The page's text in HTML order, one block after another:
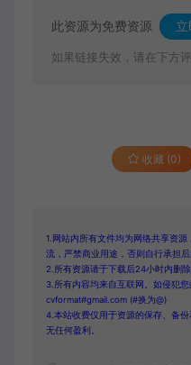
此资源为免费资源
如果链接失效，请在下方
收藏 (0)
1.网站内所有文件均为网络共享资
流，严禁商业用途，否则自行承担后
2.所有资源请于下载后24小时内删
3.所有内容均来自互联网。如侵犯
cvformat#gmail.com (#换为@)
4.本站收费仅用于资源的保存、备
无任何盈利。